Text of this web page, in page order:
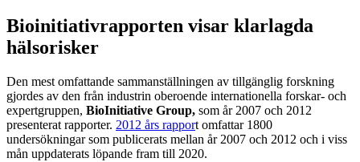
Bioinitiativrapporten visar klarlagda
hälsorisker
Den mest omfattande sammanställningen av tillgänglig forskning
gjordes av den från industrin oberoende internationella forskar- och
expertgruppen, BioInitiative Group, som år 2007 och 2012
presenterat rapporter. 2012 års rapport omfattar 1800
undersökningar som publicerats mellan år 2007 och 2012 och i viss
mån uppdaterats löpande fram till 2020.